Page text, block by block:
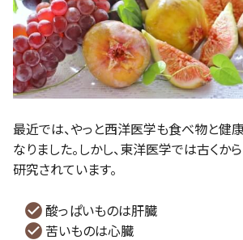
最近では、やっと西洋医学も食べ物と健
なりました。しかし、東洋医学では古くか
研究されています。
酸っぱいものは肝臓
苦いものは心臓